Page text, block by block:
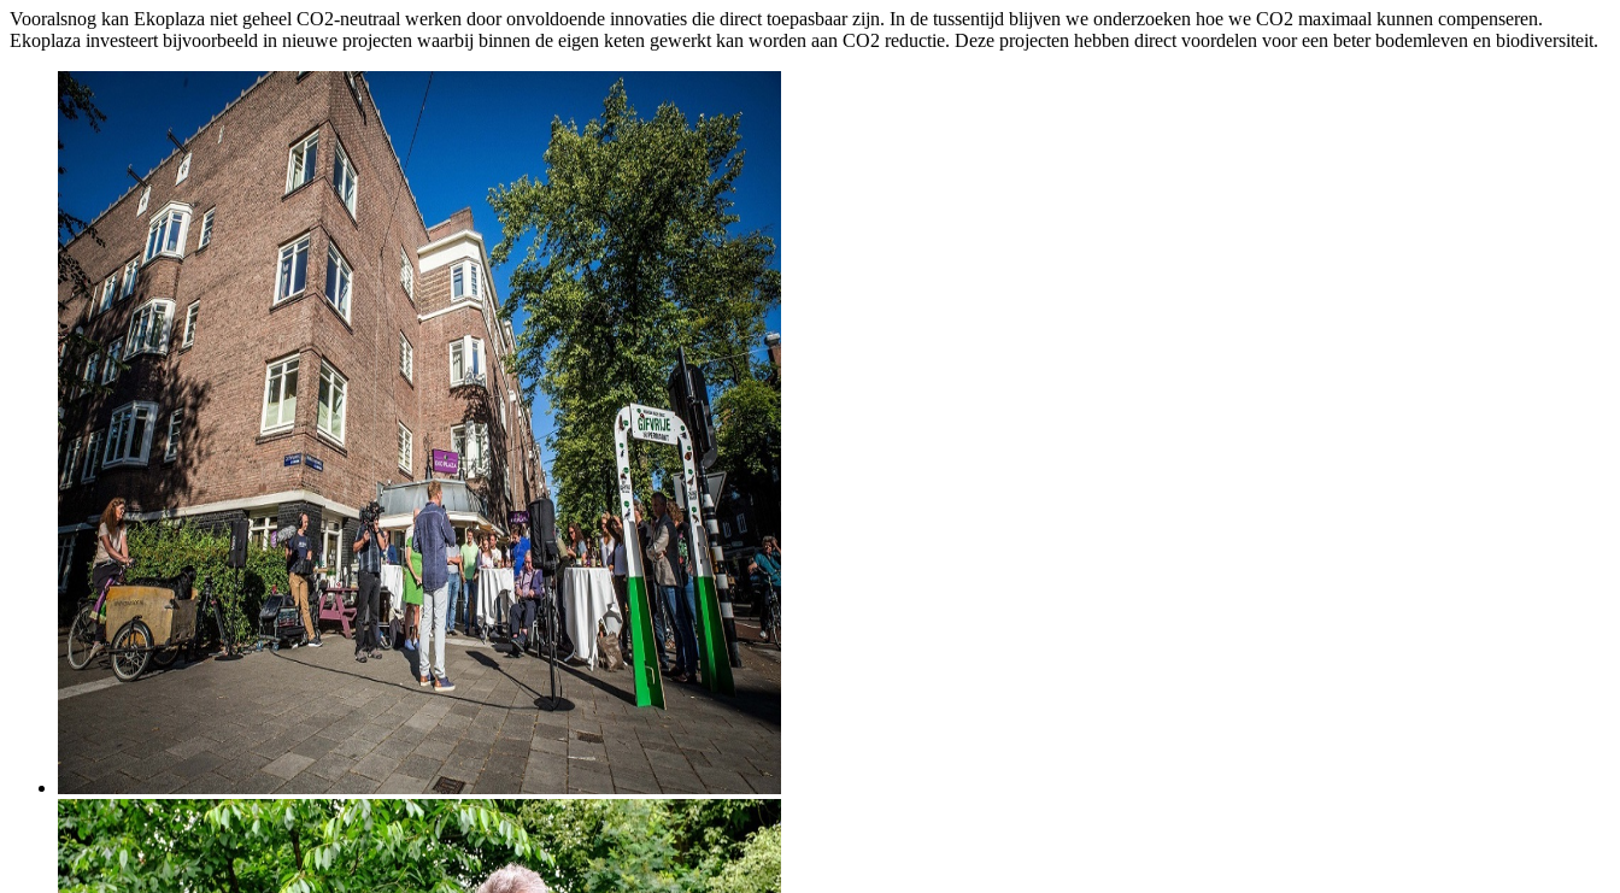
Vooralsnog kan Ekoplaza niet geheel CO2-neutraal werken door onvoldoende innovaties die direct toepasbaar zijn. In de tussentijd blijven we onderzoeken hoe we CO2 maximaal kunnen compenseren.
Ekoplaza investeert bijvoorbeeld in nieuwe projecten waarbij binnen de eigen keten gewerkt kan worden aan CO2 reductie. Deze projecten hebben direct voordelen voor een beter bodemleven en biodiversiteit.